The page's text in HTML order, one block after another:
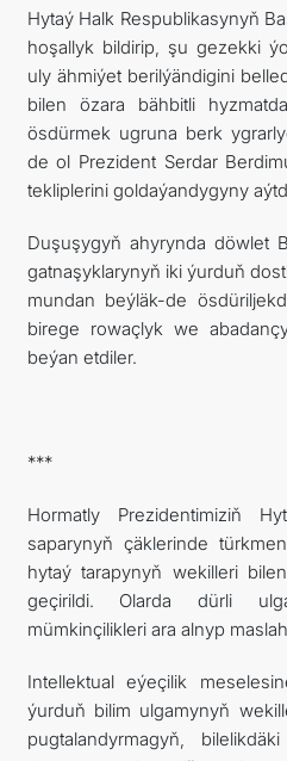
Hytaý Halk Respublikasynyň
hoşallyk bildirip, şu gezekki
uly ähmiýet berilýändigini
bilen özara bähbitli
ösdürmek ugruna berk
de ol Prezident Serdar
tekliplerini goldaýandygyny
Duşuşygyň ahyrynda döwlet
gatnaşyklarynyň iki ýurduň
mundan beýläk-de
birege rowaçlyk we
beýan etdiler.
***
Hormatly Prezidentimiziň
saparynyň çäklerinde
hytaý tarapynyň wekilleri
geçirildi. Olarda dürli
mümkinçilikleri ara alnyp
Intellektual eýeçilik
ýurduň bilim ulgamynyň
pugtalandyrmagyň,